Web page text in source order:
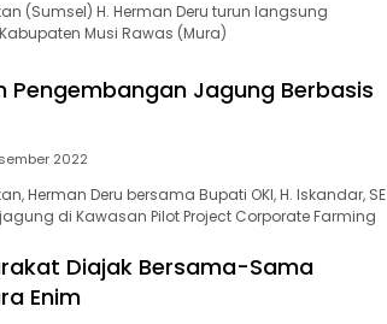
(Sumsel) H. Herman Deru turun langsung
Musi Rawas (Mura)
Pengembangan Jagung Berbasis
2022
Herman Deru bersama Bupati OKI, H. Iskandar, SE
di Kawasan Pilot Project Corporate Farming
Diajak Bersama-Sama
Enim